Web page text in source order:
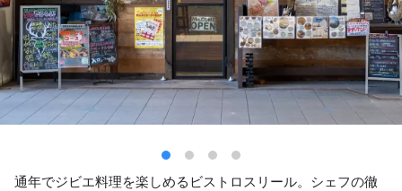
通年でジビエ料理を楽しめるビストロスリール。シェフの徹